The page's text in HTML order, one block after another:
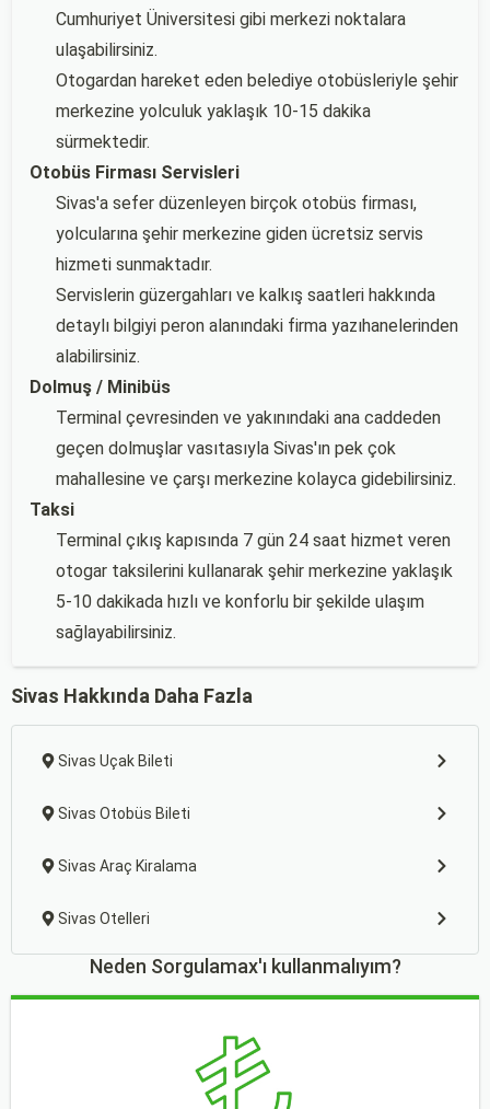
Cumhuriyet Üniversitesi gibi merkezi noktalara
ulaşabilirsiniz.
Otogardan hareket eden belediye otobüsleriyle şehir
merkezine yolculuk yaklaşık 10-15 dakika
sürmektedir.
Otobüs Firması Servisleri
Sivas'a sefer düzenleyen birçok otobüs firması,
yolcularına şehir merkezine giden ücretsiz servis
hizmeti sunmaktadır.
Servislerin güzergahları ve kalkış saatleri hakkında
detaylı bilgiyi peron alanındaki firma yazıhanelerinden
alabilirsiniz.
Dolmuş / Minibüs
Terminal çevresinden ve yakınındaki ana caddeden
geçen dolmuşlar vasıtasıyla Sivas'ın pek çok
mahallesine ve çarşı merkezine kolayca gidebilirsiniz.
Taksi
Terminal çıkış kapısında 7 gün 24 saat hizmet veren
otogar taksilerini kullanarak şehir merkezine yaklaşık
5-10 dakikada hızlı ve konforlu bir şekilde ulaşım
sağlayabilirsiniz.
Sivas Hakkında Daha Fazla
Sivas Uçak Bileti
Sivas Otobüs Bileti
Sivas Araç Kiralama
Sivas Otelleri
Neden Sorgulamax'ı kullanmalıyım?